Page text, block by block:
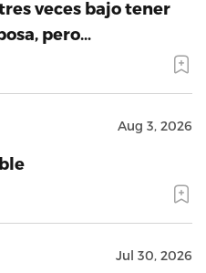
veces bajo tener
pero…
Aug 3, 2026
Jul 30, 2026